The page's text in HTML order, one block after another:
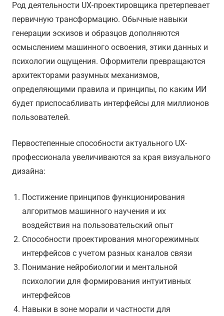
Род деятельности UX-проектировщика претерпевает
первичную трансформацию. Обычные навыки
генерации эскизов и образцов дополняются
осмыслением машинного освоения, этики данных и
психологии ощущения. Оформители превращаются
архитекторами разумных механизмов,
определяющими правила и принципы, по каким ИИ
будет приспосабливать интерфейсы для миллионов
пользователей.
Первостепенные способности актуального UX-
профессионала увеличиваются за края визуального
дизайна:
Постижение принципов функционирования
алгоритмов машинного научения и их
воздействия на пользовательский опыт
Способности проектирования многорежимных
интерфейсов с учетом разных каналов связи
Понимание нейробиологии и ментальной
психологии для формирования интуитивных
интерфейсов
Навыки в зоне морали и частности для